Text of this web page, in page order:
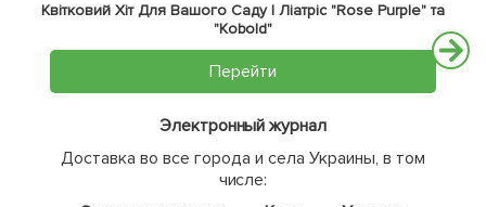
Квітковий Хіт Для Вашого Саду | Ліатріс "Rose Purple" та
"Kobold"
Перейти
Электронный журнал
Доставка во все города и села Украины, в том
числе: